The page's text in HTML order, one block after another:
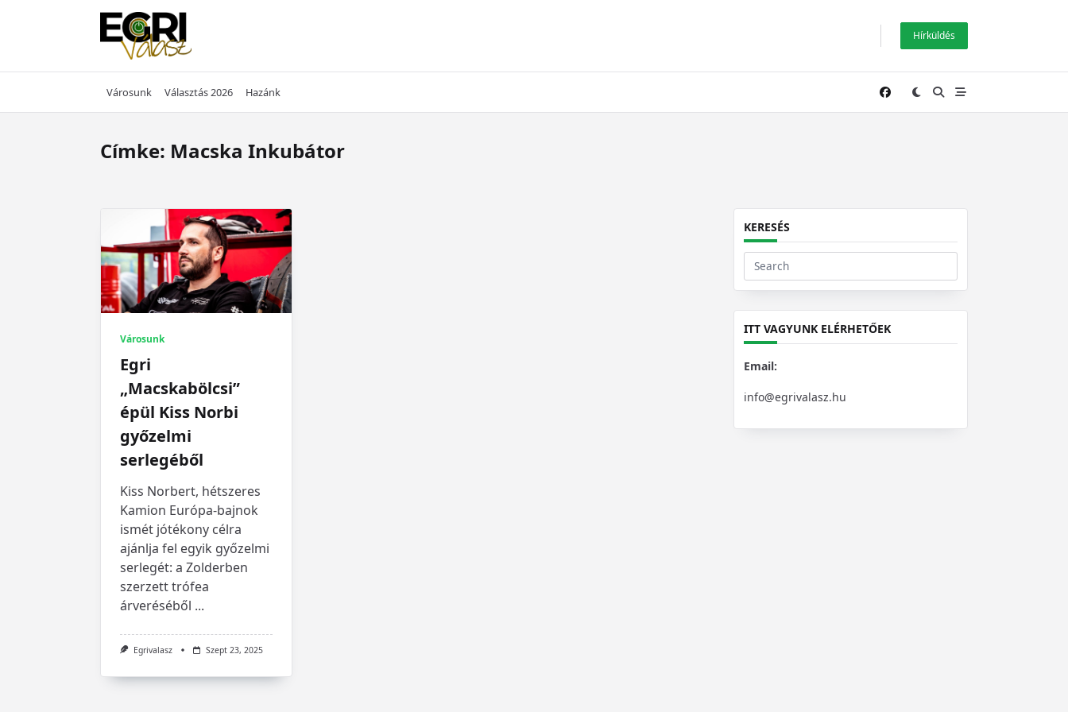
Hírküldés
Városunk Választás 2026 Hazánk
Címke: Macska Inkubátor
Városunk
Egri
„Macskabölcsi”
épül Kiss Norbi
győzelmi
serlegéből
Kiss Norbert, hétszeres
Kamion Európa-bajnok
ismét jótékony célra
ajánlja fel egyik győzelmi
serlegét: a Zolderben
szerzett trófea
árveréséből ...
Egrivalasz Szept 23, 2025
KERESÉS
Search
for:
ITT VAGYUNK ELÉRHETŐEK
Email:
info@egrivalasz.hu